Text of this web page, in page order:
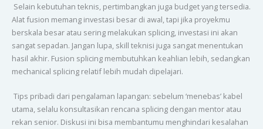
Selain kebutuhan teknis, pertimbangkan juga budget yang tersedia.
Alat fusion memang investasi besar di awal, tapi jika proyekmu
berskala besar atau sering melakukan splicing, investasi ini akan
sangat sepadan. Jangan lupa, skill teknisi juga sangat menentukan
hasil akhir. Fusion splicing membutuhkan keahlian lebih, sedangkan
mechanical splicing relatif lebih mudah dipelajari.
Tips pribadi dari pengalaman lapangan: sebelum ‘menebas’ kabel
utama, selalu konsultasikan rencana splicing dengan mentor atau
rekan senior. Diskusi ini bisa membantumu menghindari kesalahan